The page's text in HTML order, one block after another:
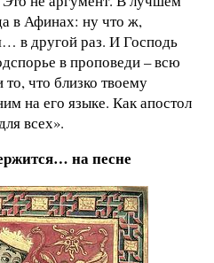
в Афинах: ну что ж,
в другой раз. И Господь
в проповеди – всю
что близко твоему
на его языке. Как апостол
всех».
на песне